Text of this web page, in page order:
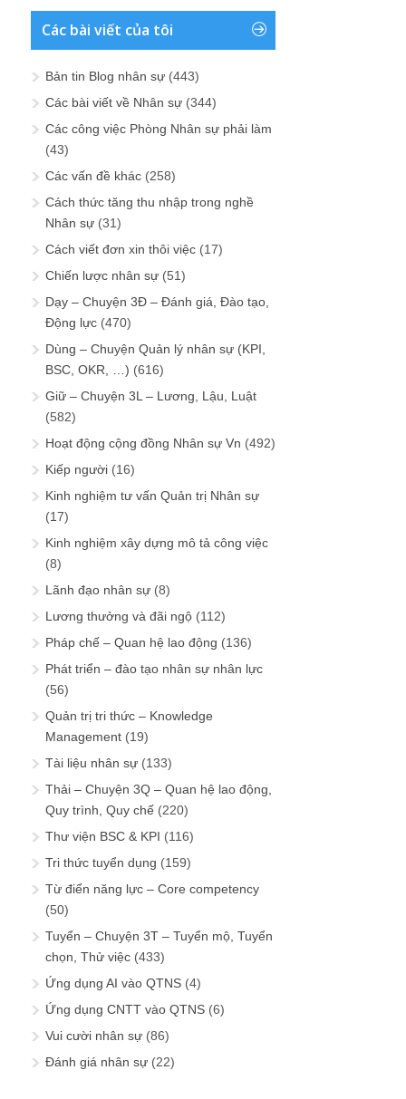
Các bài viết của tôi
Bản tin Blog nhân sự (443)
Các bài viết về Nhân sự (344)
Các công việc Phòng Nhân sự phải làm
(43)
Các vấn đề khác (258)
Cách thức tăng thu nhập trong nghề
Nhân sự (31)
Cách viết đơn xin thôi việc (17)
Chiến lược nhân sự (51)
Dạy – Chuyện 3Đ – Đánh giá, Đào tạo,
Động lực (470)
Dùng – Chuyện Quản lý nhân sự (KPI,
BSC, OKR, …) (616)
Giữ – Chuyện 3L – Lương, Lậu, Luật
(582)
Hoạt động cộng đồng Nhân sự Vn (492)
Kiếp người (16)
Kinh nghiệm tư vấn Quản trị Nhân sự
(17)
Kinh nghiệm xây dựng mô tả công việc
(8)
Lãnh đạo nhân sự (8)
Lương thưởng và đãi ngộ (112)
Pháp chế – Quan hệ lao động (136)
Phát triển – đào tạo nhân sự nhân lực
(56)
Quản trị tri thức – Knowledge
Management (19)
Tài liệu nhân sự (133)
Thải – Chuyện 3Q – Quan hệ lao động,
Quy trình, Quy chế (220)
Thư viện BSC & KPI (116)
Tri thức tuyển dụng (159)
Từ điển năng lực – Core competency
(50)
Tuyển – Chuyện 3T – Tuyển mộ, Tuyển
chọn, Thử việc (433)
Ứng dụng AI vào QTNS (4)
Ứng dụng CNTT vào QTNS (6)
Vui cười nhân sự (86)
Đánh giá nhân sự (22)